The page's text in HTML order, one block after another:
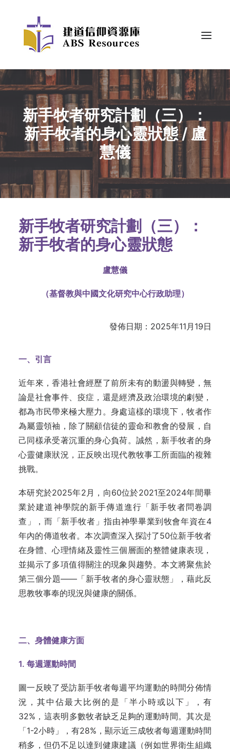
新手牧者研究計劃（三）：
新手牧者的身心靈狀態 / 盧
慧儀
新手牧者研究計劃（三）：
新手牧者的身心靈狀態
盧慧儀
（基督教與中國文化研究中心行政助理）
發佈日期：2025年11月19日
一、引言
近年來，香港社會經歷了前所未有的動盪與轉變，無
論是社會事件、疫症，還是經濟及政治環境的劇變，
都為市民帶來極大壓力。身處這樣的環境下，牧者作
為屬靈領袖，除了關顧信徒的靈命和教會的發展，自
己同樣承受著沉重的身心負荷。誠然，新手牧者的身
心靈健康狀況，正反映出現代教牧事工所面臨的複雜
挑戰。
本研究於2025年2月，向60位於2021至2024年間畢
業於建道神學院的新手傳道進行「新手牧者問卷調
查」，而「新手牧者」指由神學畢業到牧會年資在4
年內的傳道牧者。本次調查深入探討了50位新手牧者
在身體、心理情緒及靈性三個層面的整體健康表現，
並揭示了多項值得關注的現象與趨勢。本文將聚焦於
第三個分題——「新手牧者的身心靈狀態」，藉此反
思教牧事奉的現況與健康的關係。
二、身體健康方面
1. 每週運動時間
圖一反映了受訪新手牧者每週平均運動的時間分佈情
況，其中佔最大比例的是「半小時或以下」，有
32%，這表明多數牧者缺乏足夠的運動時間。其次是
「1-2小時」，有28%，顯示近三成牧者每週運動時間
稍多，但仍不足以達到健康建議（例如世界衛生組織